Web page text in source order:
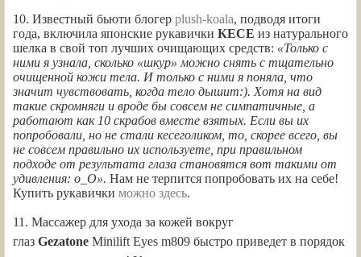
10. Известный бьюти блогер plush-koala, подводя итоги
года, включила японские рукавички КЕСЕ из натурального
шелка в свой топ лучших очищающих средств: «Только с
ними я узнала, сколько «шкур» можно снять с тщательно
очищенной кожи тела. И только с ними я поняла, что
значит чувствовать, когда тело дышит:). Хотя на вид
такие скромняги и вроде бы совсем не симпатичные, а
работают как 10 скрабов вместе взятых. Если вы их
попробовали, но не стали кесеголиком, то, скорее всего, вы
не совсем правильно их используете, при правильном
подходе от результата глаза становятся вот такими от
удивления: о_О». Нам не терпится попробовать их на себе!
Купить рукавички можно здесь.
11. Массажер для ухода за кожей вокруг
глаз Gezatone Minilift Eyes m809 быстро приведет в порядок